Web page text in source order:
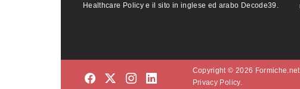
Healthcare Policy e il sito in inglese ed arabo Decode39.
Copyright © 2026
Privacy Policy.